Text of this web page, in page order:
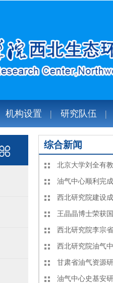
机构设置 研究队伍
综合新闻
北京大学刘全有
油气中心顺利完
西北研究院建设
王晶晶博士荣获
西北研究院李宗
西北研究院油气
甘肃省油气资源
油气中心史基安